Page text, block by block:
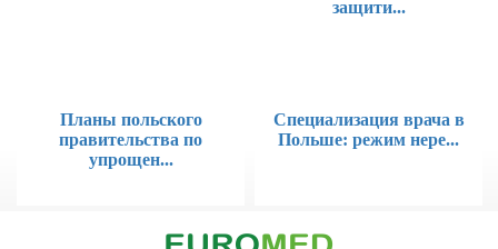
защити...
Планы польского
правительства по
упрощен...
Специализация врача в
Польше: режим нере...